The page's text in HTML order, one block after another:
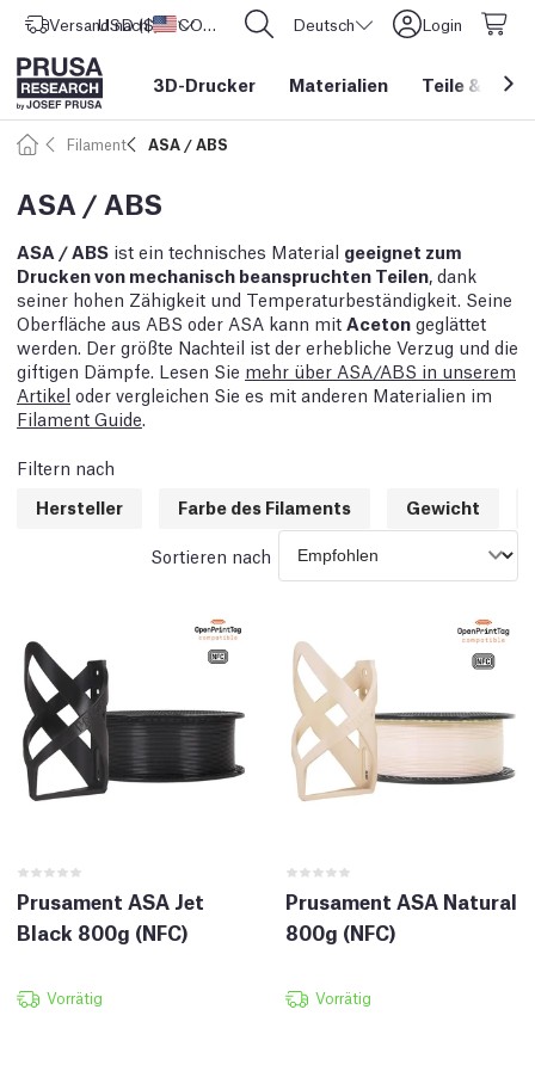
Versand nach Vereinigte Staaten
USD ($) CORE One L: Jetzt auf Lager! Deutsch Login
3D-Drucker Materialien Teile &
Filament ASA / ABS
ASA / ABS
ASA / ABS ist ein technisches Material geeignet zum
Drucken von mechanisch beanspruchten Teilen , dank
seiner hohen Zähigkeit und Temperaturbeständigkeit. Seine
Oberfläche aus ABS oder ASA kann mit Aceton geglättet
werden. Der größte Nachteil ist der erhebliche Verzug und die
giftigen Dämpfe. Lesen Sie mehr über ASA/ABS in unserem
Artikel oder vergleichen Sie es mit anderen Materialien im
Filament Guide
Filtern nach
Hersteller
Farbe des Filaments Gewicht
Sortieren nach
Prusament ASA Jet
Black 800g (NFC)
Vorrätig
Prusament ASA Natural
800g (NFC)
Vorrätig